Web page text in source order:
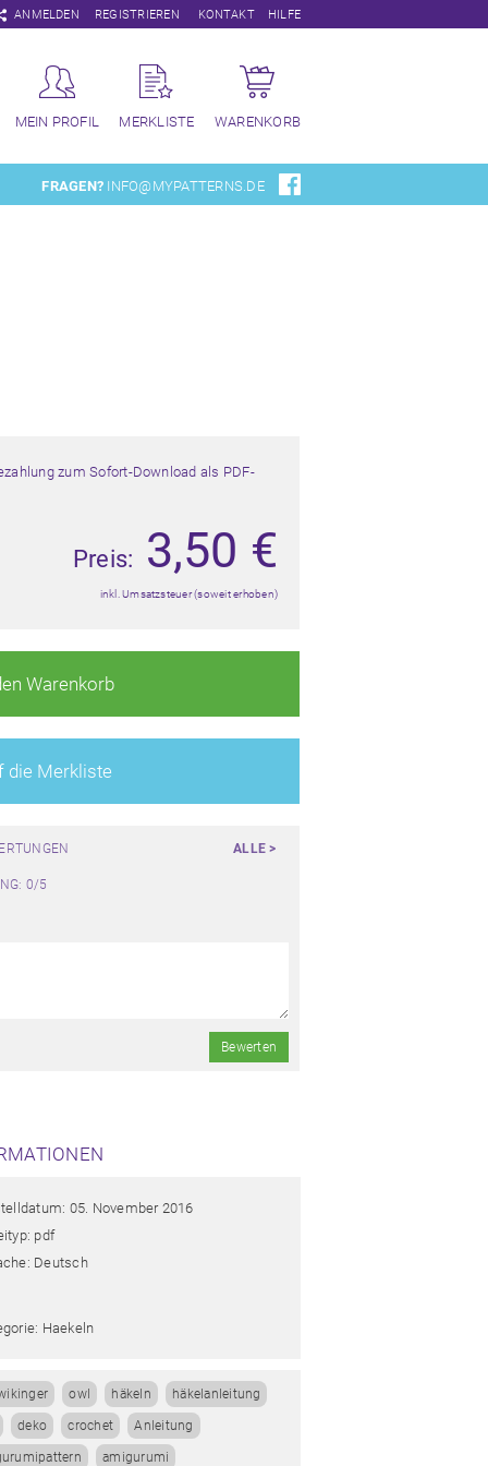
ANMELDEN
Navigation
überspringen
REGISTRIEREN KONTAKT HILFE
MEIN PROFIL MERKLISTE WARENKORB
FRAGEN? INFO@MYPATTERNS.DE
zum Sofort-Download als PDF-
Preis: 3,50 €
inkl. Umsatzsteuer (soweit erhoben)
Warenkorb
die Merkliste
ALLE >
0/5
Bewerten
05. November 2016
pdf
Deutsch
Haekeln
owl häkeln häkelanleitung
deko crochet Anleitung
amigurumi